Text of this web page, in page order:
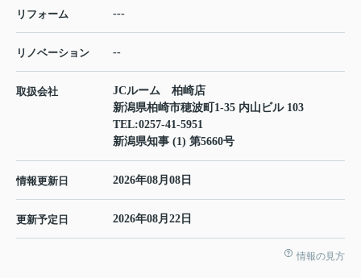
リフォーム ---
リノベーション --
取扱会社
JCルーム 柏崎店
新潟県柏崎市穂波町1-35 内山ビル 103
TEL:0257-41-5951
新潟県知事 (1) 第5660号
情報更新日 2026年08月08日
更新予定日 2026年08月22日
情報の見方